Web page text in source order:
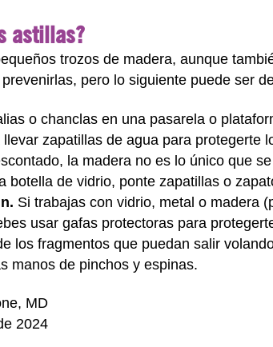
astillas?
trozos de madera, aunque
pero lo siguiente puede ser
o chanclas en una pasarela o
zapatillas de agua para protegerte
la madera no es lo único que
botella de vidrio, ponte zapatillas o
Si trabajas con vidrio, metal o madera
usar gafas protectoras para
los fragmentos que puedan salir
manos de pinchos y espinas.
MD
2024